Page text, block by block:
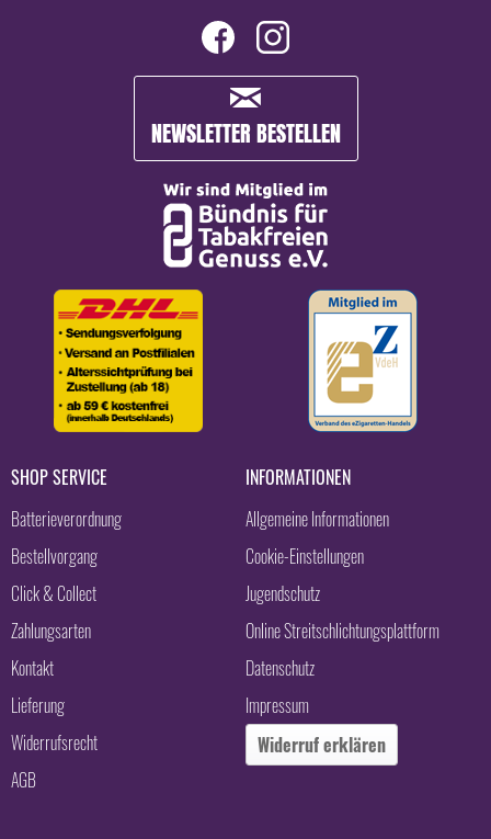
NEWSLETTER BESTELLEN
SHOP SERVICE
Batterieverordnung
Bestellvorgang
Click & Collect
Zahlungsarten
Kontakt
Lieferung
Widerrufsrecht
AGB
INFORMATIONEN
Allgemeine Informationen
Cookie-Einstellungen
Jugendschutz
Online Streitschlichtungsplattform
Datenschutz
Impressum
Widerruf erklären